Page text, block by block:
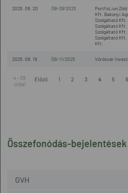
Összefonódás-bejelentések
GVH
2025. 06. 20 ÖB-29/2025
PortfoLion
Kft. Bakonyi
Szolgáltató Kft.
Szolgáltató Kft.
Szolgáltató Kft.
Szolgáltató Kft.
Kft.
2025. 06. 19 ÖB-11/2025 Vörösvár
4 - 38.
oldal
Előző 1 2 3 4 5 6